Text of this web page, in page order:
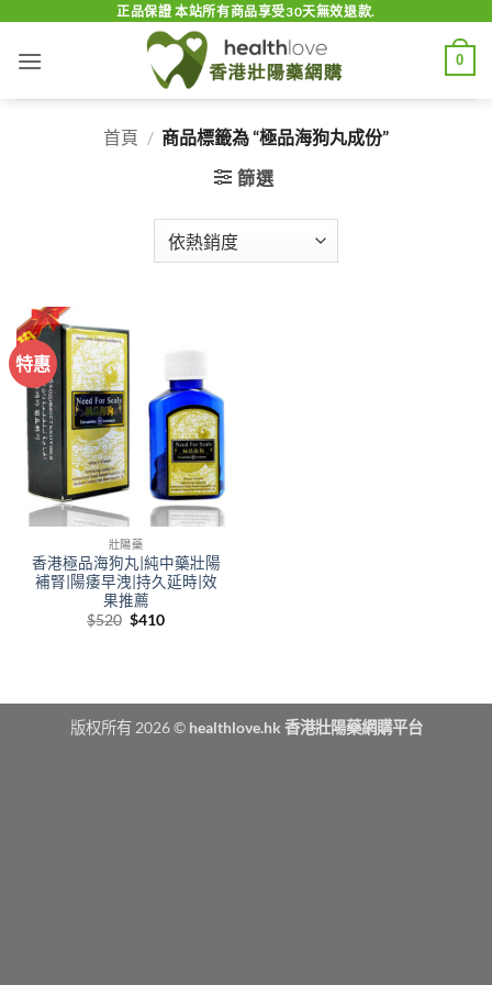
content
正品保證 本站所有商品享受30天無效退款.
0
首頁 / 商品標籤為 “極品海狗丸成份”
篩選
特惠
壯陽藥
香港極品海狗丸|純中藥壯陽
補腎|陽痿早洩|持久延時|效
果推薦
$520 Original
$410Current
版权所有 2026 © healthlove.hk 香港壯陽藥網購平台